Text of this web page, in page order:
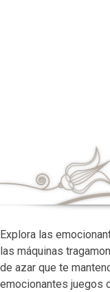
Explora las
las máquinas
de azar que te
emocionantes juegos